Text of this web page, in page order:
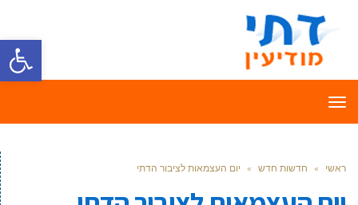
פתח
תפריט
ראשי » חדשות חדש » יום העצמאות לציבור הדתי